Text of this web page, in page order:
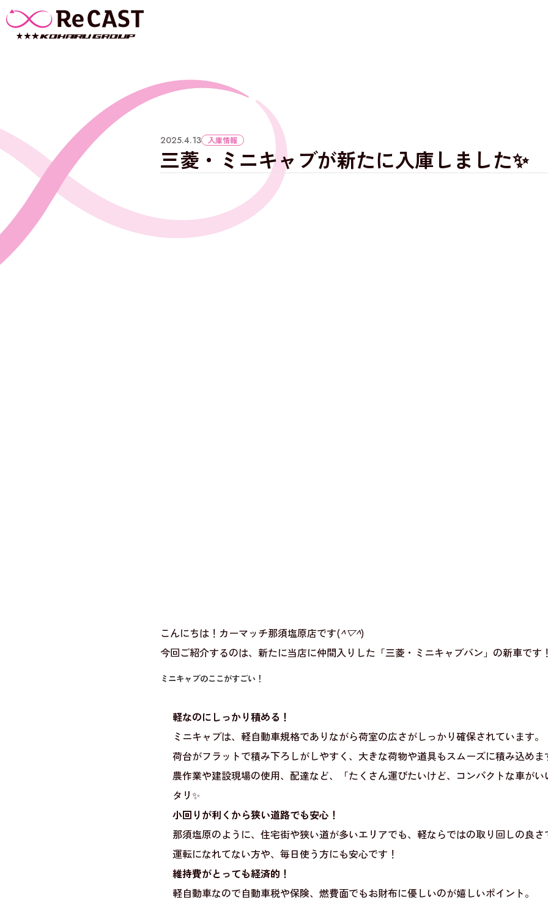
2025.4.13 入庫情報
三菱・ミニキャブが新たに入庫しました✨
こんにちは！カーマッチ那須塩原店です(^▽^)
今回ご紹介するのは、新たに当店に仲間入りした「三菱・ミニキャブバン」の新車です！
ミニキャブのここがすごい！
軽なのにしっかり積める！
ミニキャブは、軽自動車規格でありながら荷室の広さがしっかり確保されています。
荷台がフラットで積み下ろしがしやすく、大きな荷物や道具もスムーズに積み込めま
農作業や建設現場の使用、配達など、「たくさん運びたいけど、コンパクトな車が
タリ✨
小回りが利くから狭い道路でも安心！
那須塩原のように、住宅街や狭い道が多いエリアでも、軽ならではの取り回しの良さ
運転になれてない方や、毎日使う方にも安心です！
維持費がとっても経済的！
軽自動車なので自動車税や保険、燃費面でもお財布に優しいのが嬉しいポイント。